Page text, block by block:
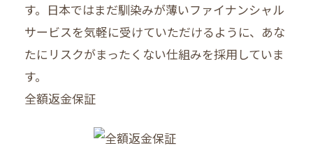
す。日本ではまだ馴染みが薄いファイナンシャル
サービスを気軽に受けていただけるように、あな
たにリスクがまったくない仕組みを採用していま
す。
全額返金保証